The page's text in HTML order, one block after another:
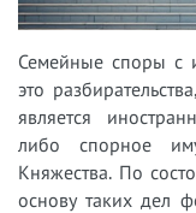
Семейные споры с
это
является
либо спорное
Княжества. По
основу таких дел